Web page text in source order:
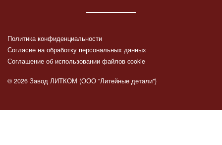
Политика конфиденциальности
Согласие на обработку персональных данных
Соглашение об использовании файлов cookie
© 2026 Завод ЛИТКОМ (ООО "Литейные детали")